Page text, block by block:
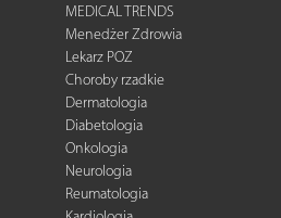
MEDICAL TRENDS
Menedżer Zdrowia
Lekarz POZ
Choroby rzadkie
Dermatologia
Diabetologia
Onkologia
Neurologia
Reumatologia